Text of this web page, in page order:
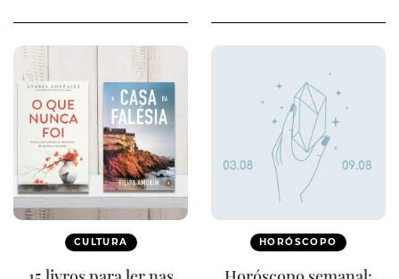
CULTURA HORÓSCOPO